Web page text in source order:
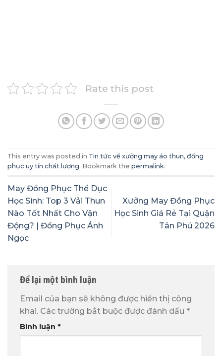
Rate this post
This entry was posted in Tin tức về xưởng may áo thun, đồng
phục uy tín chất lượng. Bookmark the permalink.
May Đồng Phục Thể Dục
Học Sinh: Top 3 Vải Thun
Nào Tốt Nhất Cho Vận
Động? | Đồng Phục Ánh
Ngọc
Xưởng May Đồng Phục
Học Sinh Giá Rẻ Tại Quận
Tân Phú 2026
Để lại một bình luận
Email của bạn sẽ không được hiển thị công
khai. Các trường bắt buộc được đánh dấu *
Bình luận *